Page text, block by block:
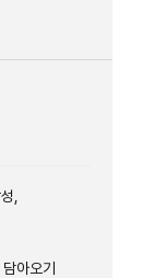
,
아오기